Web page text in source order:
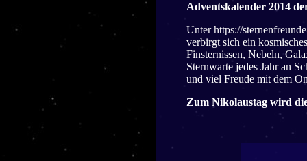
Adventskalender 2014
Unter https://
verbirgt sich ein
Finsternissen, Nebeln,
Sternwarte jedes Jahr an
und viel Freude mit dem
Zum Nikolaustag wird